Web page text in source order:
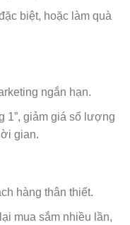
biệt, hoặc làm quà
ngắn hạn.
1”, giảm giá số lượng
gian.
hàng thân thiết.
mua sắm nhiều lần,